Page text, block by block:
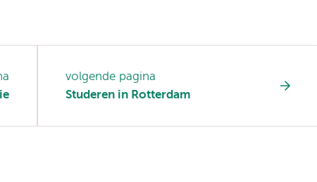
volgende pagina
Studeren in Rotterdam